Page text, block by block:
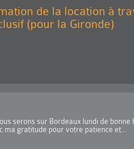
de la location à
(pour la Gironde)
serons sur Bordeaux lundi de bonne
ma gratitude pour votre patience et...